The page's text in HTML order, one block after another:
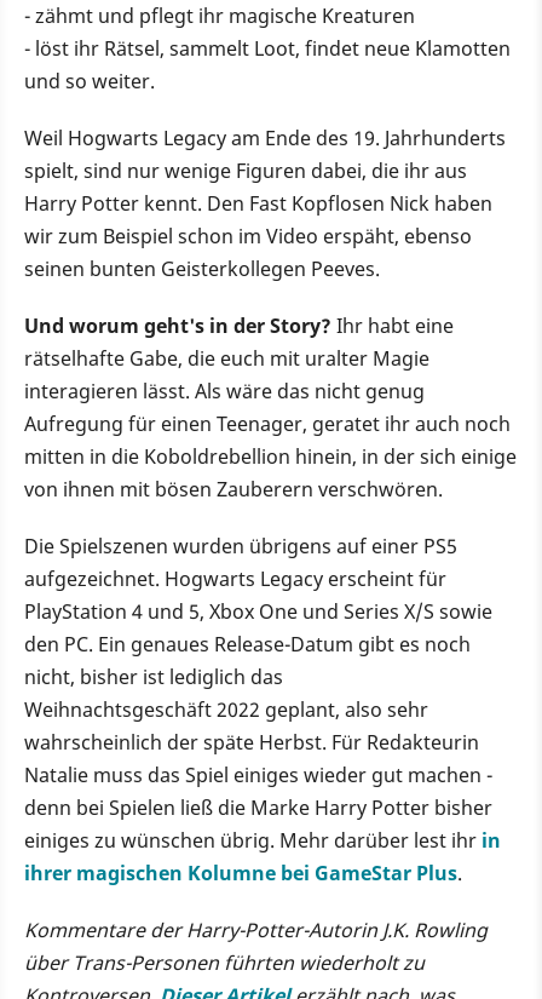
- zähmt und pflegt ihr magische Kreaturen
- löst ihr Rätsel, sammelt Loot, findet neue Klamotten
und so weiter.
Weil Hogwarts Legacy am Ende des 19. Jahrhunderts
spielt, sind nur wenige Figuren dabei, die ihr aus
Harry Potter kennt. Den Fast Kopflosen Nick haben
wir zum Beispiel schon im Video erspäht, ebenso
seinen bunten Geisterkollegen Peeves.
Und worum geht's in der Story? Ihr habt eine
rätselhafte Gabe, die euch mit uralter Magie
interagieren lässt. Als wäre das nicht genug
Aufregung für einen Teenager, geratet ihr auch noch
mitten in die Koboldrebellion hinein, in der sich einige
von ihnen mit bösen Zauberern verschwören.
Die Spielszenen wurden übrigens auf einer PS5
aufgezeichnet. Hogwarts Legacy erscheint für
PlayStation 4 und 5, Xbox One und Series X/S sowie
den PC. Ein genaues Release-Datum gibt es noch
nicht, bisher ist lediglich das
Weihnachtsgeschäft 2022 geplant, also sehr
wahrscheinlich der späte Herbst. Für Redakteurin
Natalie muss das Spiel einiges wieder gut machen -
denn bei Spielen ließ die Marke Harry Potter bisher
einiges zu wünschen übrig. Mehr darüber lest ihr in
ihrer magischen Kolumne bei GameStar Plus.
Kommentare der Harry-Potter-Autorin J.K. Rowling
über Trans-Personen führten wiederholt zu